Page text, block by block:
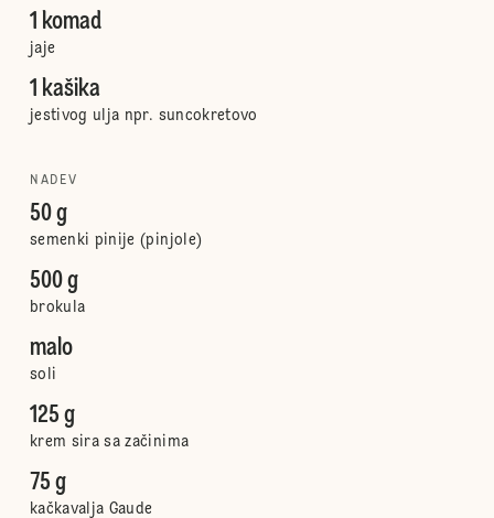
1 komad
jaje
1 kašika
jestivog ulja npr. suncokretovo
NADEV
50 g
semenki pinije (pinjole)
500 g
brokula
malo
soli
125 g
krem sira sa začinima
75 g
kačkavalja Gaude